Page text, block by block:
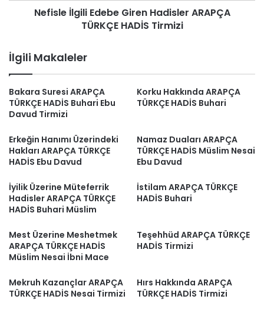
Nefisle İlgili Edebe Giren Hadisler ARAPÇA
TÜRKÇE HADİS Tirmizi
İlgili Makaleler
Bakara Suresi ARAPÇA
TÜRKÇE HADİS Buhari Ebu
Davud Tirmizi
Korku Hakkında ARAPÇA
TÜRKÇE HADİS Buhari
Erkeğin Hanımı Üzerindeki
Hakları ARAPÇA TÜRKÇE
HADİS Ebu Davud
Namaz Duaları ARAPÇA
TÜRKÇE HADİS Müslim Nesai
Ebu Davud
İyilik Üzerine Müteferrik
Hadisler ARAPÇA TÜRKÇE
HADİS Buhari Müslim
İstilam ARAPÇA TÜRKÇE
HADİS Buhari
Mest Üzerine Meshetmek
ARAPÇA TÜRKÇE HADİS
Müslim Nesai İbni Mace
Teşehhüd ARAPÇA TÜRKÇE
HADİS Tirmizi
Mekruh Kazançlar ARAPÇA
TÜRKÇE HADİS Nesai Tirmizi
Hırs Hakkında ARAPÇA
TÜRKÇE HADİS Tirmizi